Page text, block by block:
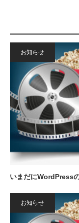
お知らせ
いまだにWordPress
お知らせ